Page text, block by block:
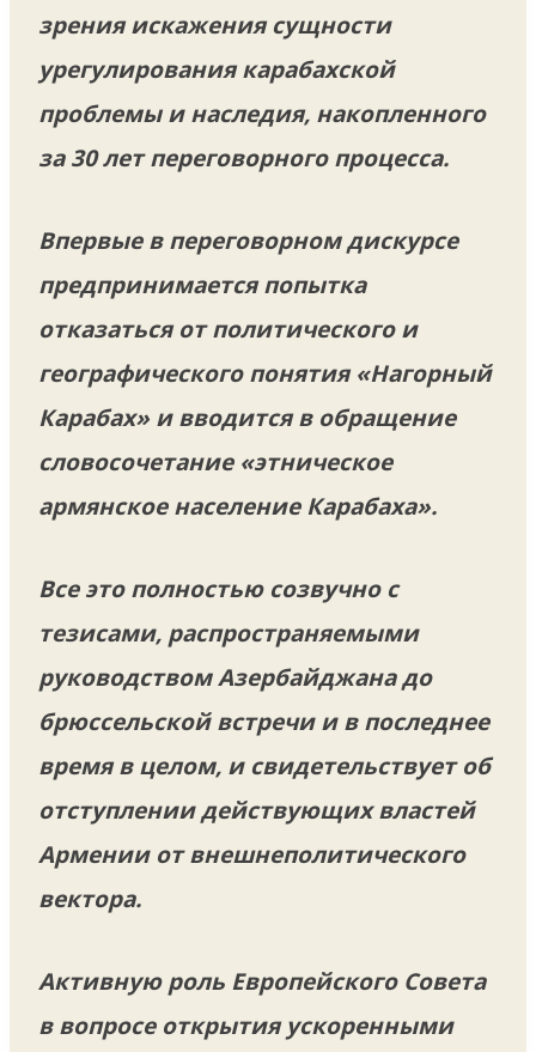
зрения искажения сущности
урегулирования карабахской
проблемы и наследия, накопленного
за 30 лет переговорного процесса.
Впервые в переговорном дискурсе
предпринимается попытка
отказаться от политического и
географического понятия «Нагорный
Карабах» и вводится в обращение
словосочетание «этническое
армянское население Карабаха».
Все это полностью созвучно с
тезисами, распространяемыми
руководством Азербайджана до
брюссельской встречи и в последнее
время в целом, и свидетельствует об
отступлении действующих властей
Армении от внешнеполитического
вектора.
Активную роль Европейского Совета
в вопросе открытия ускоренными